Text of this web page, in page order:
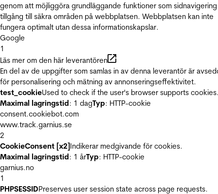
genom att möjliggöra grundläggande funktioner som
tillgång till säkra områden på webbplatsen. Webbplatsen kan inte
fungera optimalt utan dessa informationskapslar.
Google
1
Läs mer om den här leverantören
En del av de uppgifter som samlas in av denna leverantör är
för personalisering och mätning av annonseringseffektivitet.
test_cookieUsed to check if the user's browser supports
Maximal lagringstid: 1 dagTyp: HTTP-cookie
consent.cookiebot.com
www.track.garnius.se
2
CookieConsent [x2]Indikerar medgivande för cookies.
Maximal lagringstid: 1 årTyp: HTTP-cookie
garnius.no
1
PHPSESSIDPreserves user session state across page requests.